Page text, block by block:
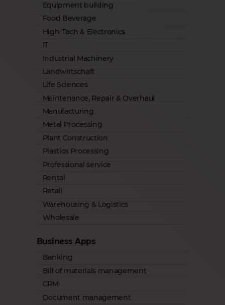
Equipment building
Food Beverage
High-Tech & Electronics
IT
Industrial Machinery
Landwirtschaft
Life Sciences
Maintenance, Repair & Overhaul
Manufacturing
Metal Processing
Plant Construction
Plastics Processing
Professional service
Rental
Retail
Warehousing & Logistics
Wholesale
Business Apps
Banking
Bill of materials management
CRM
Document management